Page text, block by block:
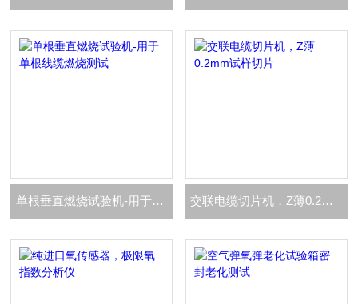
单根垂直燃烧试验机-用于单根线缆燃烧测试 交联电缆切片机，Z薄0.2mm试样切片